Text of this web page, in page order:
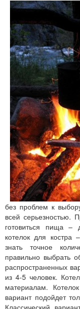
без проблем к
всей серьезностью.
готовиться пища –
котелок для костра
знать точное
правильно выбрать
распространенных
из 4-5 человек.
материалам.
вариант подойдет
Классический